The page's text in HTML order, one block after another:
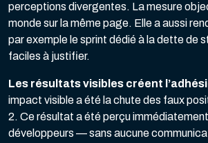
perceptions divergentes. La mesure
monde sur la même page. Elle a aussi
par exemple le sprint dédié à la dette de
faciles à justifier.
Les résultats visibles créent
impact visible a été la chute des faux
2. Ce résultat a été perçu
développeurs — sans aucune